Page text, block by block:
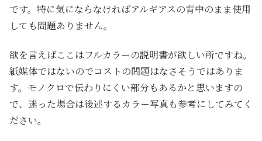
です。特に気にならなければアルギアスの背中のまま使用
しても問題ありません。
欲を言えばここはフルカラーの説明書が欲しい所ですね。
紙媒体ではないのでコストの問題はなさそうではありま
す。モノクロで伝わりにくい部分もあるかと思いますの
で、迷った場合は後述するカラー写真も参考にしてみてく
ださい。